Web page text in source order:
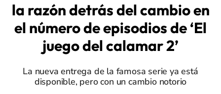
la razón detrás del cambio en
el número de episodios de ‘El
juego del calamar 2’
La nueva entrega de la famosa serie ya está
disponible, pero con un cambio notorio